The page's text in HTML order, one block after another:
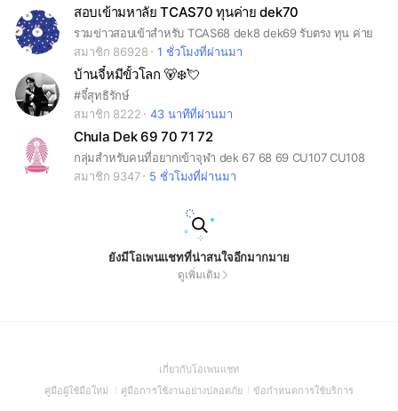
สอบเข้ามหาลัย TCAS70 ทุนค่าย dek70
รวมข่าวสอบเข้าสำหรับ TCAS68 dek8 dek69 รับตรง ทุน ค่าย
สมาชิก 86928
1 ชั่วโมงที่ผ่านมา
บ้านจี๋หมีขั้วโลก 🐻‍❄️💘
#จี๋สุทธิรักษ์
สมาชิก 8222
43 นาทีที่ผ่านมา
Chula Dek 69 70 71 72
กลุ่มสำหรับคนที่อยากเข้าจุฬา dek 67 68 69 CU107 CU108
สมาชิก 9347
5 ชั่วโมงที่ผ่านมา
ยังมีโอเพนแชทที่น่าสนใจอีกมากมาย
ดูเพิ่มเติม
เกี่ยวกับโอเพนแชท(Open
in
คู่มือผู้ใช้มือใหม่
(Open
คู่มือการใช้งานอย่างปลอดภัย(Open
ข้อกำหนดการใช้บริการ(Open